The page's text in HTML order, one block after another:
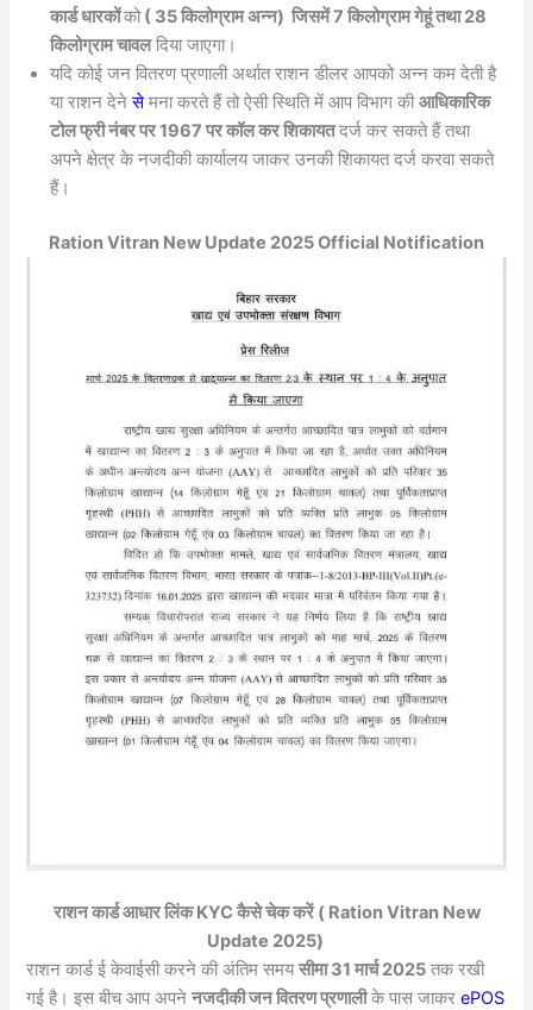
कार्ड धारकोंको( 35 किलोग्राम अन्न) जिसमें 7 किलोग्राम गेहूं तथा 28
किलोग्राम चावलदिया जाएगा।
यदि कोई जन वितरण प्रणाली अर्थात राशन डीलर आपको अन्न कम देती है
या राशन देनेसेमना करते हैं तो ऐसी स्थिति में आप विभाग कीआधिकारिक
टोल फ्री नंबर पर 1967 पर कॉल कर शिकायतदर्ज कर सकते हैं तथा
अपने क्षेत्र के नजदीकी कार्यालय जाकर उनकी शिकायत दर्ज करवा सकते
हैं।
Ration Vitran New Update 2025 Official Notification
राशन कार्ड आधार लिंक KYC कैसे चेक करें ( Ration Vitran New
Update 2025)
राशन कार्ड ई केवाईसी करने की अंतिम समयसीमा 31 मार्च 2025 तक रखी
गई है। इस बीच आप अपनेनजदीकी जन वितरण प्रणालीके पास जाकरePOS